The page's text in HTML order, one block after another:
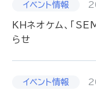
ＫＨネオケム、「
らせ